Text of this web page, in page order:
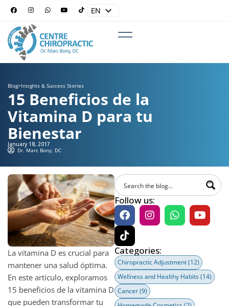
EN
Blog>Insights & Success Stories
15 Beneficios de la
Vitamina D para tu
Bienestar
January 18, 2017
Dr. Marc Bony, DC
La vitamina D es crucial para
mantener una salud óptima.
En este artículo, exploramos
15 beneficios de la vitamina D
que pueden transformar tu
Follow us:
Categories:
Chiropractic Adjustment(12)
Wellness and Healthy Habits(14)
Cancer(9)